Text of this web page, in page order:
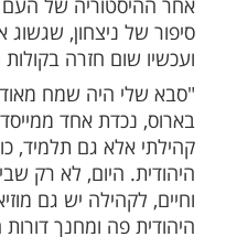
חבר ארגון בני ברית
את החיים
של שליחות
לכאן מכל
היהודית
הייתה גדולה
ימי הקהילה כבעבר".